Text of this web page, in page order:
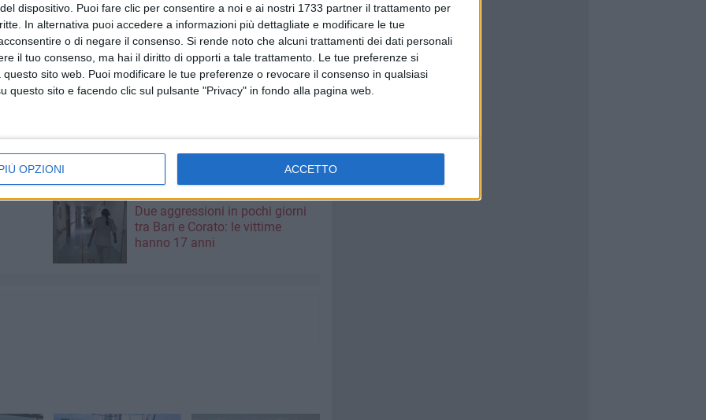
dispositivo. Puoi fare clic per consentire a noi e ai nostri 1733 partner il trattamento per
In alternativa puoi accedere a informazioni più dettagliate e modificare le tue
o di negare il consenso. Si rende noto che alcuni trattamenti dei dati personali
il tuo consenso, ma hai il diritto di opporti a tale trattamento. Le tue preferenze si
sito web. Puoi modificare le tue preferenze o revocare il consenso in qualsiasi
questo sito e facendo clic sul pulsante "Privacy" in fondo alla pagina web.
OPZIONI ACCETTO
di Gabriele Amodio che ha partecipato all'Europeo
molto difficili nelle giornate di qualifica con vento
e rafficato nei successivi due che non gli hanno
invece in quella Silver dove, al termine delle
giornata di finali, ha chiuso al 23esimo posto, e
Cagliari a settembre.
7 AGOSTO 2026
Due aggressioni in pochi giorni
tra Bari e Corato: le vittime
hanno 17 anni